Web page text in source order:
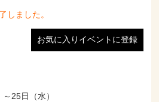
しました。
お気に入りイベントに登録
25日（水）